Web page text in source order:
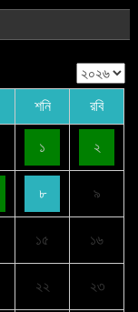
শনি রবি
১ ২
৮ ৯
১৫ ১৬
২২ ২৩